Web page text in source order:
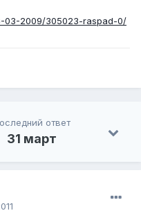
03-2009/305023-raspad-0/
ответ
31 март